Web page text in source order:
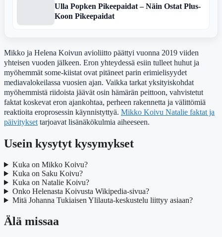
Ulla Popken Pikeepaidat – Näin Ostat Plus-
Koon Pikeepaidat
Mikko ja Helena Koivun avioliitto päättyi vuonna 2019 viiden
yhteisen vuoden jälkeen. Eron yhteydessä esiin tulleet huhut ja
myöhemmät some-kiistat ovat pitäneet parin erimielisyydet
mediavalokeilassa vuosien ajan. Vaikka tarkat yksityiskohdat
myöhemmistä riidoista jäävät osin hämärän peittoon, vahvistetut
faktat koskevat eron ajankohtaa, perheen rakennetta ja välittömiä
reaktioita eroprosessin käynnistyttyä. Mikko Koivu Natalie faktat ja
päivityksettarjoavat lisänäkökulmia aiheeseen.
Usein kysytyt kysymykset
Kuka on Mikko Koivu?
Kuka on Saku Koivu?
Kuka on Natalie Koivu?
Onko Helenasta Koivusta Wikipedia-sivua?
Mitä Johanna Tukiaisen Ylilauta-keskustelu liittyy asiaan?
Älä missaa